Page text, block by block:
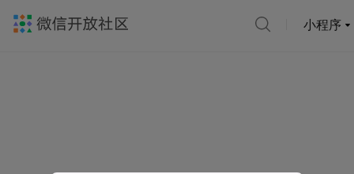
小程序